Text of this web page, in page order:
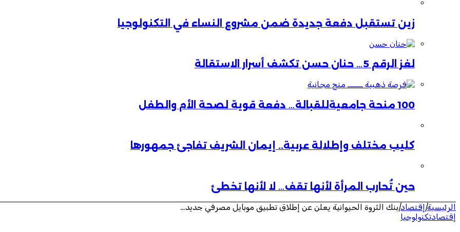
زين تستقبل دفعة جديدة ضمن مشروع النساء في التكنولوجيا
لغز الرقم 5… حنان حسن تكشف أسرار الاستقالة
100 منحة جامعيةللقبالة… دفعة قوية لصحة الأم والطفل
كليب مختلف وإطلالة عربية.. إيمان الشريف تفاجئ جمهورها
حين تُحارب المرأة لأنها تقف… لا لأنها تخطئ
الرئيسية| إقتصاد|بنك الثروة الحيوانية يعلن عن إطلاق تطبيق موبايل مصرفي جديد…
إقتصادتكنولوجيا